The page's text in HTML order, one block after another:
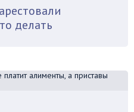
делать